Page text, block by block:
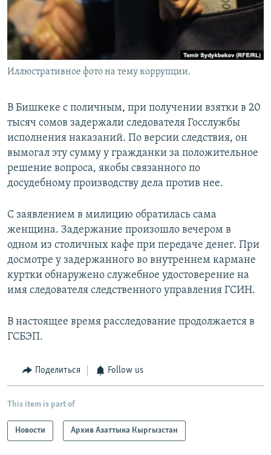
Иллюстративное фото на тему коррупции.
В Бишкеке с поличным, при получении взятки в 20
тысяч сомов задержали следователя Госслужбы
исполнения наказаний. По версии следствия, он
вымогал эту сумму у гражданки за положительное
решение вопроса, якобы связанного по
досудебному производству дела против нее.
С заявлением в милицию обратилась сама
женщина. Задержание произошло вечером в
одном из столичных кафе при передаче денег. При
досмотре у задержанного во внутреннем кармане
куртки обнаружено служебное удостоверение на
имя следователя следственного управления ГСИН.
В настоящее время расследование продолжается в
ГСБЭП.
Поделиться Follow us
This item is part of
Новости Архив Азаттыка Кыргызстан